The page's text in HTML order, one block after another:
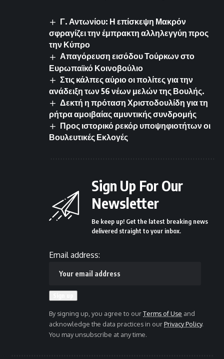
Γ. Αντωνίου: Η επίσκεψη Μακρόν
σφραγίζει την έμπρακτη αλληλεγγύη προς
την Κύπρο
Απαγόρευση εισόδου Τούρκων στο
Ευρωπαϊκό Κοινοβούλιο
Στις κάλπες αύριο οι πολίτες για την
ανάδειξη των 56 νέων μελών της Βουλής.
Δεκτή η πρόταση Χριστοδουλίδη για τη
ρήτρα αμοιβαίας αμυντικής συνδρομής
Προς ιστορικό ρεκόρ υποψηφιοτήτων οι
Βουλευτικές Εκλογές
Sign Up For Our
Newsletter
Be keep up! Get the latest breaking news
delivered straight to your inbox.
Email address:
By signing up, you agree to ourTerms of Use and
acknowledge the data practices in ourPrivacy Policy.
You may unsubscribe at any time.